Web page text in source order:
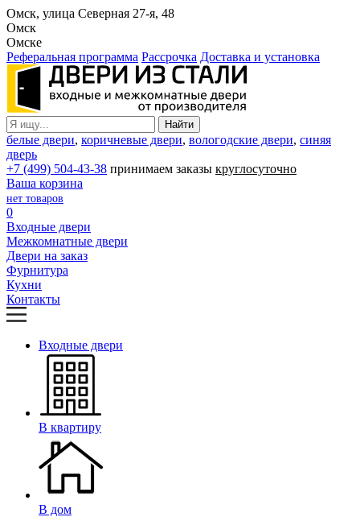
Омск, улица Северная 27-я, 48
Омск
Омске
Реферальная программа Рассрочка Доставка и установка
белые двери, коричневые двери, вологодские двери, синяя
дверь
+7 (499) 504-43-38 принимаем заказы круглосуточно
Ваша корзина
нет товаров
0
Входные двери
Межкомнатные двери
Двери на заказ
Фурнитура
Кухни
Контакты
Входные двери
В квартиру
В дом